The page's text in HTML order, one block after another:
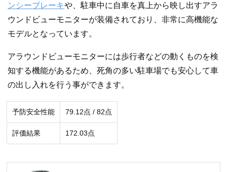
ンシーブレーキや、駐車中に自車を真上から映し出すアラ
ウンドビューモニターが装備されており、非常に高機能な
モデルとなっています。
アラウンドビューモニターには歩行者などの動くものを検
知する機能があるため、死角の多い駐車場でも安心して車
の出し入れを行う事ができます。
予防安全性能 79.12点 / 82点
評価結果 172.03点